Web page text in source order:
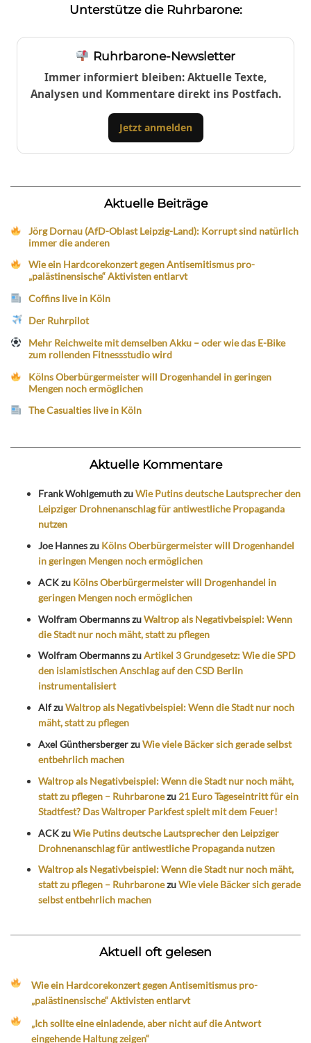
Unterstütze die Ruhrbarone:
Ruhrbarone-Newsletter
Immer informiert bleiben: Aktuelle Texte,
Analysen und Kommentare direkt ins Postfach.
Jetzt anmelden
Aktuelle Beiträge
Jörg Dornau (AfD-Oblast Leipzig-Land): Korrupt sind natürlich
immer die anderen
Wie ein Hardcorekonzert gegen Antisemitismus pro-
„palästinensische“ Aktivisten entlarvt
Coffins live in Köln
Der Ruhrpilot
Mehr Reichweite mit demselben Akku – oder wie das E-Bike
zum rollenden Fitnessstudio wird
Kölns Oberbürgermeister will Drogenhandel in geringen
Mengen noch ermöglichen
The Casualties live in Köln
Aktuelle Kommentare
Frank WohlgemuthzuWie Putins deutsche Lautsprecher den
Leipziger Drohnenanschlag für antiwestliche Propaganda
nutzen
Joe Hanneszu Kölns Oberbürgermeister will Drogenhandel
in geringen Mengen noch ermöglichen
ACKzu Kölns Oberbürgermeister will Drogenhandel in
geringen Mengen noch ermöglichen
Wolfram ObermannszuWaltrop als Negativbeispiel: Wenn
die Stadt nur noch mäht, statt zu pflegen
Wolfram ObermannszuArtikel 3 Grundgesetz: Wie die SPD
den islamistischen Anschlag auf den CSD Berlin
instrumentalisiert
AlfzuWaltrop als Negativbeispiel: Wenn die Stadt nur noch
mäht, statt zu pflegen
Axel GünthersbergerzuWie viele Bäcker sich gerade selbst
entbehrlich machen
Waltrop als Negativbeispiel: Wenn die Stadt nur noch mäht,
statt zu pflegen – Ruhrbaronezu 21 Euro Tageseintritt für ein
Stadtfest? Das Waltroper Parkfest spielt mit dem Feuer!
ACKzuWie Putins deutsche Lautsprecher den Leipziger
Drohnenanschlag für antiwestliche Propaganda nutzen
Waltrop als Negativbeispiel: Wenn die Stadt nur noch mäht,
statt zu pflegen – RuhrbaronezuWie viele Bäcker sich gerade
selbst entbehrlich machen
Aktuell oft gelesen
Wie ein Hardcorekonzert gegen Antisemitismus pro-
„palästinensische“ Aktivisten entlarvt
„Ich sollte eine einladende, aber nicht auf die Antwort
eingehende Haltung zeigen“